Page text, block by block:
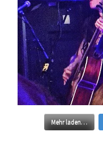
Mehr laden…